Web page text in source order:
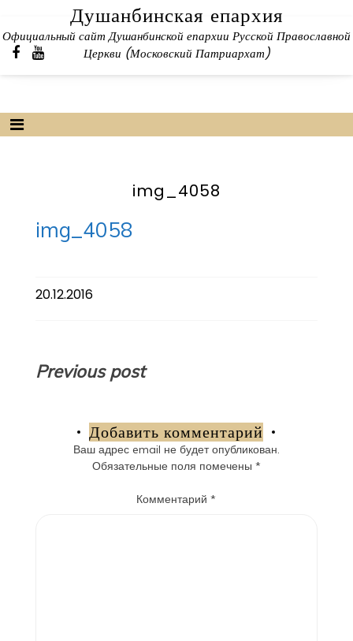
content
Душанбинская епархия
Официальный сайт Душанбинской епархии Русской Православной
Церкви (Московский Патриархат)
img_4058
img_4058
20.12.2016
Навигация
записям
Previous post
Добавить комментарий
Ваш адрес email не будет опубликован.
Обязательные поля помечены *
Комментарий*